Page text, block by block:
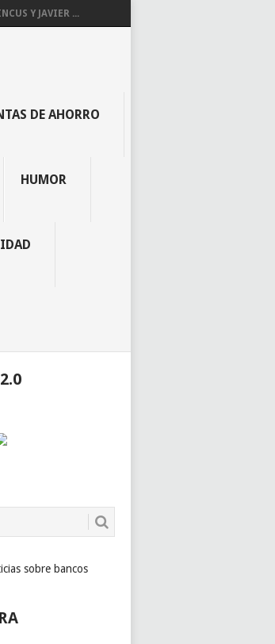
Y JAVIER ...
DE AHORRO
HUMOR
sobre bancos